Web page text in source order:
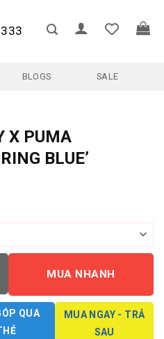
BLOGS
SALE
X PUMA
BLUE’
MUA NHANH
QUA
MUA NGAY - TRẢ
SAU